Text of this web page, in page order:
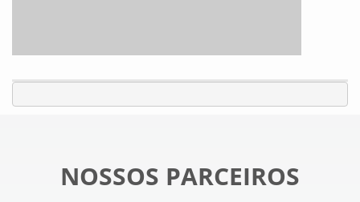
NOSSOS PARCEIROS